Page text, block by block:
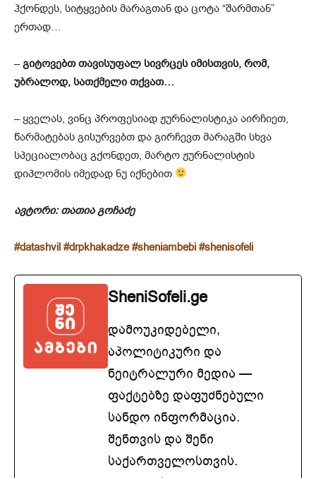
ჰქონდეს, სიტყვების მარაგთან და ცოტა “შარმთან”
ერთად…
–გიტოვებთ თავისუფალ სივრცეს იმისთვის, რომ,
უბრალოდ, სათქმელი თქვათ…
– ყველას, ვინც პროფესიად ჟურნალისტიკა აირჩიეთ,
წარმატებას გისურვებთ და გირჩევთ მარაგში სხვა
სპეციალობაც გქონდეთ, მარტო ჟურნალისტის
დიპლომის იმედად ნუ იქნებით
ავტორი: თათია გოჩაძე
#datashvil #drpkhakadze #sheniambebi #shenisofeli
SheniSofeli.ge
დამოუკიდებელი,
აპოლიტიკური და
ნეიტრალური მედია —
ფაქტებზე დაფუძნებული
სანდო ინფორმაცია.
შენთვის და შენი
საქართველოსთვის.